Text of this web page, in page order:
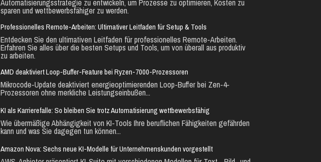
Automatisierungsstrategie zu entwickeln, um Prozesse zu optimieren, Kosten zu
sparen und wettbewerbsfähiger zu werden.
Professionelles Remote-Arbeiten: Ultimativer Leitfaden für Setup & Tools
Entdecken Sie den ultimativen Leitfaden für professionelles Remote-Arbeiten.
Erfahren Sie alles über die besten Setups und Tools, um von überall aus produktiv
zu arbeiten.
AMD deaktiviert Loop-Buffer-Feature bei Ryzen-7000-Prozessoren
Mikrocode-Update deaktiviert energieoptimierenden Loop-Buffer bei Zen-4-
Prozessoren ohne merkliche Leistungseinbußen...
KI als Karrierefalle: So bleiben Sie trotz Automatisierung wettbewerbsfähig
Wie übermäßige Abhängigkeit von KI-Tools Ihre beruflichen Fähigkeiten gefährden
kann und was Sie dagegen tun können...
Amazon Nova: Sechs neue KI-Modelle für Unternehmenskunden vorgestellt